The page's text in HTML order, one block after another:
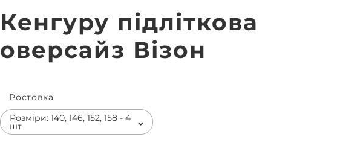
Кенгуру підліткова
оверсайз Візон
Ростовка
Розміри: 140, 146, 152, 158 - 4
шт.